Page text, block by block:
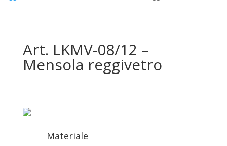
Art. LKMV-08/12 –
Mensola reggivetro
Materiale